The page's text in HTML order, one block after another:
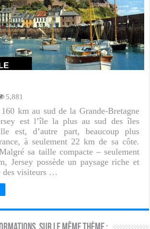
5,881
km au sud de la Grande-Bretagne
est l’île la plus au sud des îles
est, d’autre part, beaucoup plus
à seulement 22 km de sa côte.
sa taille compacte – seulement
Jersey possède un paysage riche et
des visiteurs …